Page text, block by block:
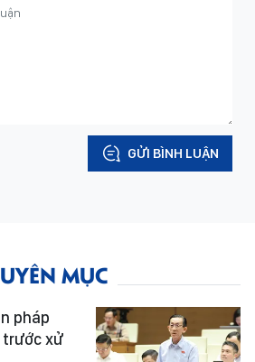
GỬI BÌNH LUẬN
MỤC
pháp
trước xử